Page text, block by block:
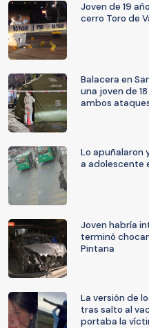
Joven de 19
cerro Toro de
Balacera en
una joven de
ambos
Lo apuñalaron
a adolescente
Joven habría
terminó
Pintana
La versión de
tras salto al
portaba la